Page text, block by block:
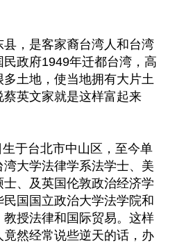
，是客家裔台湾人和台湾
政府1949年迁都台湾，高
土地，使当地拥有大片土
英文家就是这样富起来
于台北市中山区，至今单
大学法律学系法学士、美
、及英国伦敦政治经济学
国国立政治大学法学院和
授法律和国际贸易。这样
然经常说些逆天的话，办